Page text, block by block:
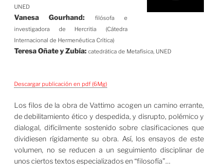
UNED
Vanesa Gourhand:
filósofa e
investigadora de Hercritia (Cátedra
Internacional de Hermenéutica Crítica)
Teresa Oñate y Zubía: catedrática de Metafísica, UNED
Descargar publicación en pdf (6Mg)
Los filos de la obra de Vattimo acogen un camino errante,
de debilitamiento ético y despedida, y disrupto, polémico y
dialogal, difícilmente sostenido sobre clasificaciones que
dividiesen rígidamente su obra. Así, los ensayos de este
volumen, no se reducen a un seguimiento disciplinar de
unos ciertos textos especializados en “filosofía”…